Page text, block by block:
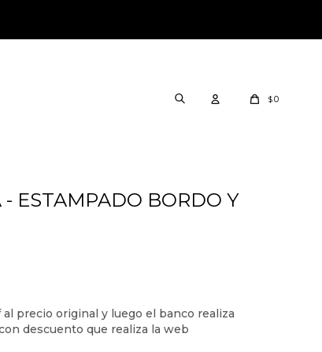
$0
ESTAMPADO BORDO Y